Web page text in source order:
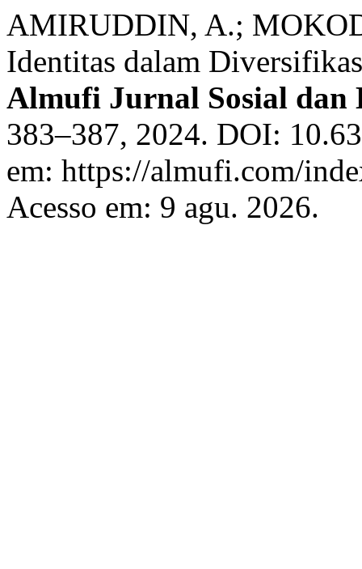
AMIRUDDIN, A.;
Identitas dalam
Almufi Jurnal Sosial dan
383–387, 2024. DOI:
em: https://almufi.com/
Acesso em: 9 agu. 2026.